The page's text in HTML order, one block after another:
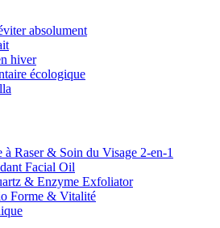
absolument
hiver
écologique
à Raser & Soin du Visage 2-en-1
Facial Oil
& Enzyme Exfoliator
Forme & Vitalité